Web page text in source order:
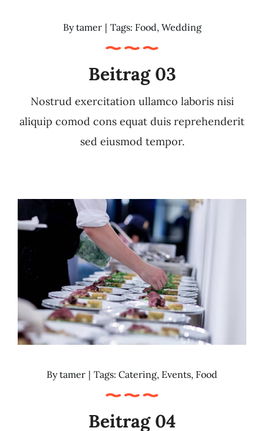
Bytamer | Tags: Food, Wedding
Beitrag 03
Nostrud exercitation ullamco laboris nisi
aliquip comod cons equat duis reprehenderit
sed eiusmod tempor.
Bytamer | Tags: Catering, Events, Food
Beitrag 04